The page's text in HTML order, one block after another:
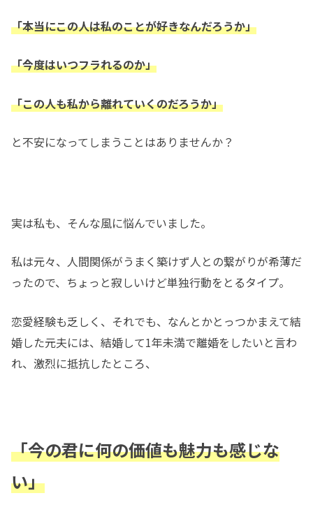
「本当にこの人は私のことが好きなんだろうか」
「今度はいつフラれるのか」
「この人も私から離れていくのだろうか」
と不安になってしまうことはありませんか？
実は私も、そんな風に悩んでいました。
私は元々、人間関係がうまく築けず人との繋がりが希薄だ
ったので、ちょっと寂しいけど単独行動をとるタイプ。
恋愛経験も乏しく、それでも、なんとかとっつかまえて結
婚した元夫には、結婚して1年未満で離婚をしたいと言わ
れ、激烈に抵抗したところ、
「今の君に何の価値も魅力も感じな
い」